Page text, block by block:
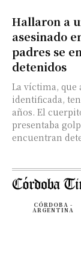
Hallaron a
asesinado
padres se
detenidos
La víctima, que
identificada,
años. El
presentaba
CÓRDOBA -
ARGENTINA